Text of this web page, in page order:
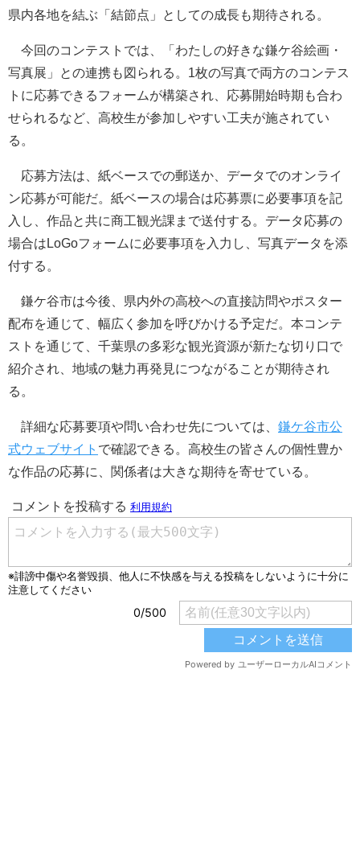
県内各地を結ぶ「結節点」としての成長も期待される。
今回のコンテストでは、「わたしの好きな鎌ケ谷絵画・
写真展」との連携も図られる。1枚の写真で両方のコンテス
トに応募できるフォームが構築され、応募開始時期も合わ
せられるなど、高校生が参加しやすい工夫が施されてい
る。
応募方法は、紙ベースでの郵送か、データでのオンライ
ン応募が可能だ。紙ベースの場合は応募票に必要事項を記
入し、作品と共に商工観光課まで送付する。データ応募の
場合はLoGoフォームに必要事項を入力し、写真データを添
付する。
鎌ケ谷市は今後、県内外の高校への直接訪問やポスター
配布を通じて、幅広く参加を呼びかける予定だ。本コンテ
ストを通じて、千葉県の多彩な観光資源が新たな切り口で
紹介され、地域の魅力再発見につながることが期待され
る。
詳細な応募要項や問い合わせ先については、 鎌ケ谷市公
式ウェブサイト で確認できる。高校生の皆さんの個性豊か
な作品の応募に、関係者は大きな期待を寄せている。